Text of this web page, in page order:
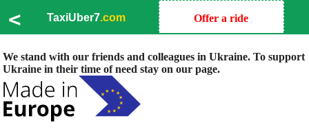
< TaxiUber7.com Offer a ride
We stand with our friends and colleagues in Ukraine. To support
Ukraine in their time of need stay on our page.